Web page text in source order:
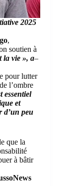
2025
,
soutien à
la vie », a–
pour lutter
l’ombre
essentiel
et
d’un peu
que la
à bâtir